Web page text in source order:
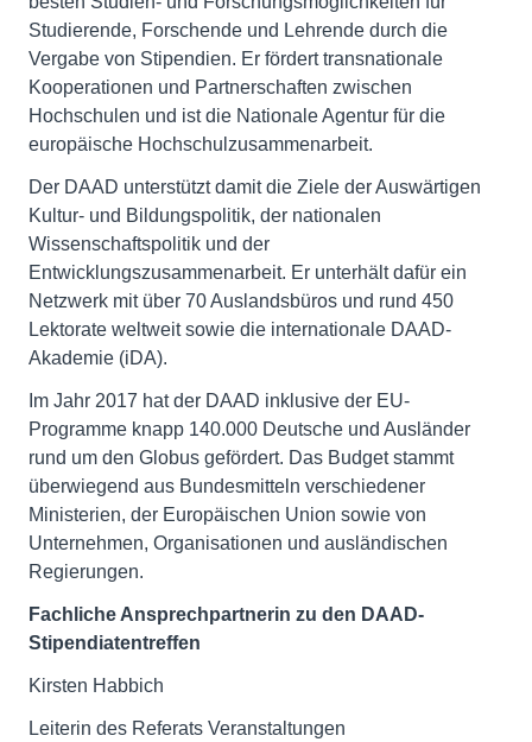
Studierende, Forschende und Lehrende durch die
Vergabe von Stipendien. Er fördert transnationale
Kooperationen und Partnerschaften zwischen
Hochschulen und ist die Nationale Agentur für die
europäische Hochschulzusammenarbeit.
Der DAAD unterstützt damit die Ziele der Auswärtigen
Kultur- und Bildungspolitik, der nationalen
Wissenschaftspolitik und der
Entwicklungszusammenarbeit. Er unterhält dafür ein
Netzwerk mit über 70 Auslandsbüros und rund 450
Lektorate weltweit sowie die internationale DAAD-
Akademie (iDA).
Im Jahr 2017 hat der DAAD inklusive der EU-
Programme knapp 140.000 Deutsche und Ausländer
rund um den Globus gefördert. Das Budget stammt
überwiegend aus Bundesmitteln verschiedener
Ministerien, der Europäischen Union sowie von
Unternehmen, Organisationen und ausländischen
Regierungen.
Fachliche Ansprechpartnerin zu den DAAD-
Stipendiatentreffen
Kirsten Habbich
Leiterin des Referats Veranstaltungen